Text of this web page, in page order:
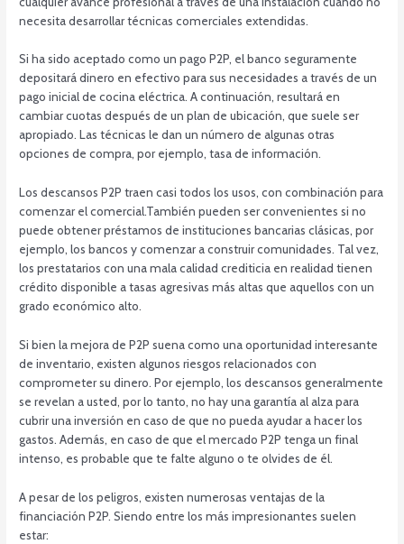
necesita desarrollar técnicas comerciales extendidas.
Si ha sido aceptado como un pago P2P, el banco seguramente
depositará dinero en efectivo para sus necesidades a través de un
pago inicial de cocina eléctrica. A continuación, resultará en
cambiar cuotas después de un plan de ubicación, que suele ser
apropiado. Las técnicas le dan un número de algunas otras
opciones de compra, por ejemplo, tasa de información.
Los descansos P2P traen casi todos los usos, con combinación para
comenzar el comercial.También pueden ser convenientes si no
puede obtener préstamos de instituciones bancarias clásicas, por
ejemplo, los bancos y comenzar a construir comunidades. Tal vez,
los prestatarios con una mala calidad crediticia en realidad tienen
crédito disponible a tasas agresivas más altas que aquellos con un
grado económico alto.
Si bien la mejora de P2P suena como una oportunidad interesante
de inventario, existen algunos riesgos relacionados con
comprometer su dinero. Por ejemplo, los descansos generalmente
se revelan a usted, por lo tanto, no hay una garantía al alza para
cubrir una inversión en caso de que no pueda ayudar a hacer los
gastos. Además, en caso de que el mercado P2P tenga un final
intenso, es probable que te falte alguno o te olvides de él.
A pesar de los peligros, existen numerosas ventajas de la
financiación P2P. Siendo entre los más impresionantes suelen
estar: